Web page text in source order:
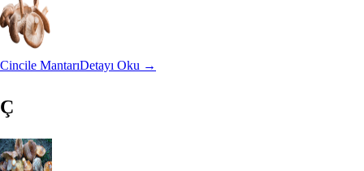
Cincile MantarıDetayı Oku →
Ç